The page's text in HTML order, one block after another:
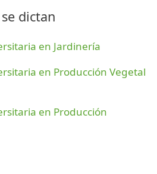
dictan
en Jardinería
en Producción Vegetal
en Producción